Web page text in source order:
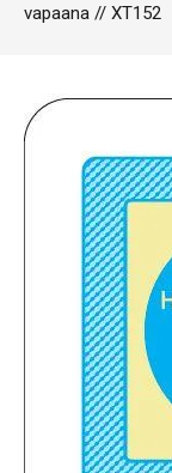
vapaana // XT152